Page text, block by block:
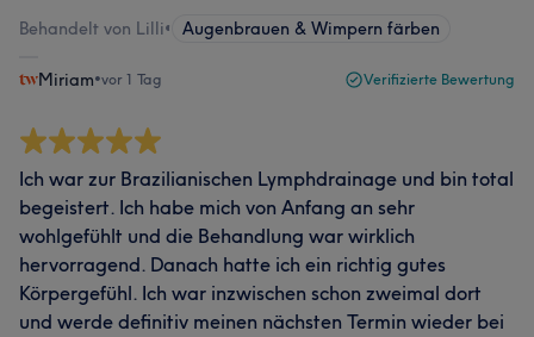
Behandelt von Lilli• Augenbrauen & Wimpern färben
Miriam•vor 1 Tag Verifizierte Bewertung
Ich war zur Brazilianischen Lymphdrainage und bin total
begeistert. Ich habe mich von Anfang an sehr
wohlgefühlt und die Behandlung war wirklich
hervorragend. Danach hatte ich ein richtig gutes
Körpergefühl. Ich war inzwischen schon zweimal dort
und werde definitiv meinen nächsten Termin wieder bei